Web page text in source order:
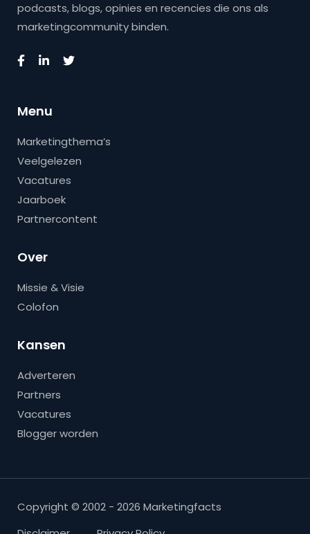
podcasts, blogs, opinies en recencies die ons als
marketingcommunity binden.
Menu
Marketingthema’s
Veelgelezen
Vacatures
Jaarboek
Partnercontent
Over
Missie & Visie
Colofon
Kansen
Adverteren
Partners
Vacatures
Blogger worden
Copyright © 2002 - 2026 Marketingfacts